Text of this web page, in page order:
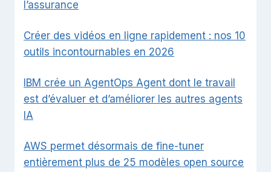
l’assurance
Créer des vidéos en ligne rapidement : nos 10
outils incontournables en 2026
IBM crée un AgentOps Agent dont le travail
est d’évaluer et d’améliorer les autres agents
IA
AWS permet désormais de fine-tuner
entièrement plus de 25 modèles open source